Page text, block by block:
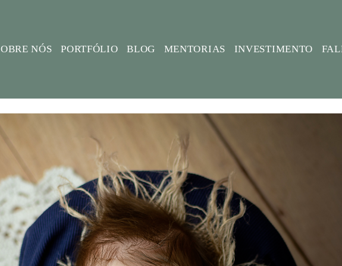
NÓS PORTFÓLIO BLOG MENTORIAS INVESTIMENTO